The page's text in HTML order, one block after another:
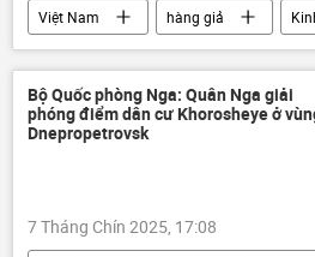
Việt Nam hàng giả
doanh nghiệp
luật
Bộ Công an Việt Nam
Bộ Quốc phòng Nga: Quân Nga giải
phóng điểm dân cư Khorosheye ở
Dnepropetrovsk
7 Tháng Chín 2025, 17:08